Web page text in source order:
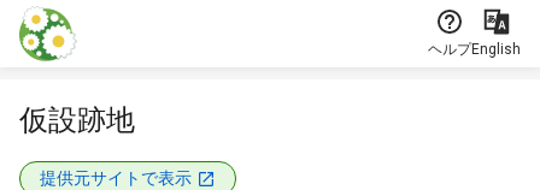
本文に飛ぶ
ヘルプEnglish
仮設跡地
提供元サイトで表示